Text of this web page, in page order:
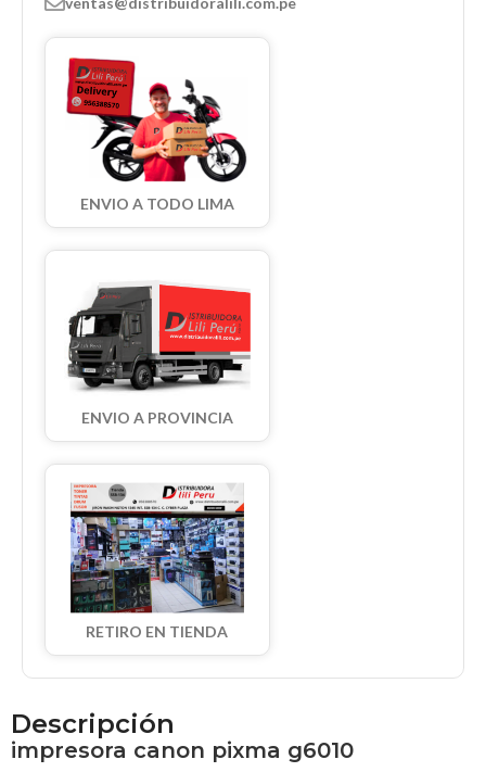
ENVIO A TODO LIMA
ENVIO A PROVINCIA
RETIRO EN TIENDA
Descripción
impresora canon pixma g6010